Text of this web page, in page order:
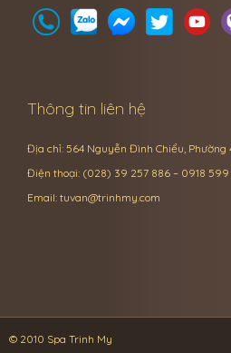
Thông tin liên hệ
Địa chỉ: 564 Nguyễn Đình Chiểu, Phường
Điện thoại: (028) 39 257 886 – 0918 599
Email: tuvan@trinhmy.com
© 2010 Spa Trinh My